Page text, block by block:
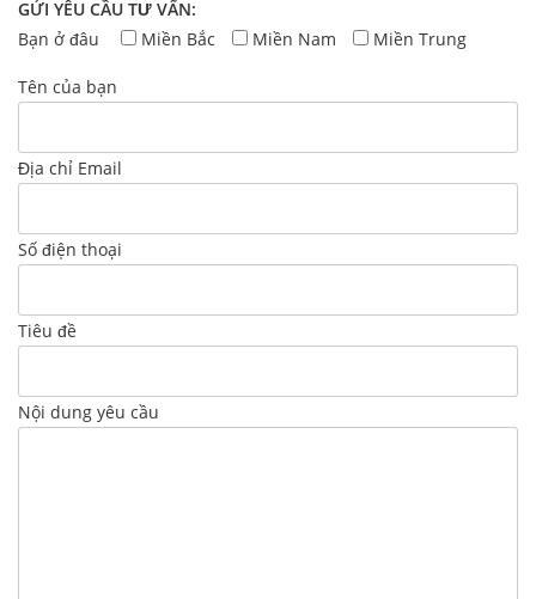
GỬI YÊU CẦU TƯ VẤN:
Bạn ở đâu
Miền Bắc Miền Nam Miền Trung
Tên của bạn
Địa chỉ Email
Số điện thoại
Tiêu đề
Nội dung yêu cầu